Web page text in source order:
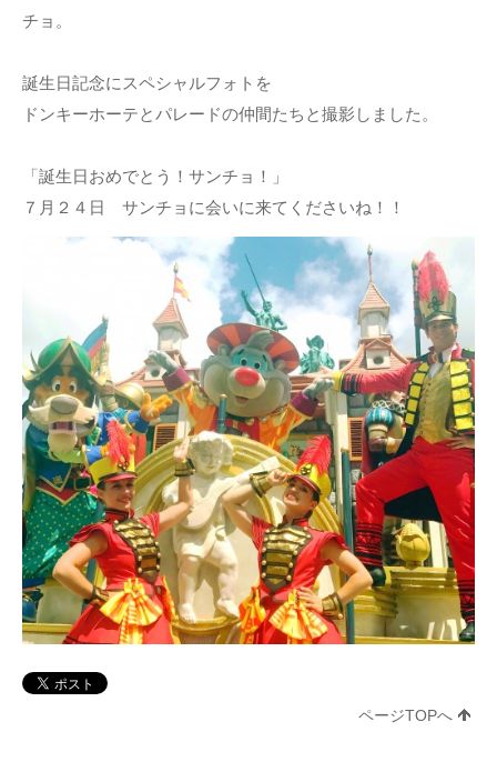
チョ。
誕生日記念にスペシャルフォトを
ドンキーホーテとパレードの仲間たちと撮影しました。
「誕生日おめでとう！サンチョ！」
７月２４日 サンチョに会いに来てくださいね！！
ページTOPへ